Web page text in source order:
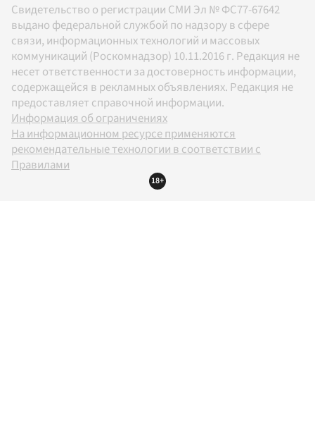
Свидетельство о регистрации СМИ Эл № ФС77-67642
выдано федеральной службой по надзору в сфере
связи, информационных технологий и массовых
коммуникаций (Роскомнадзор) 10.11.2016 г. Редакция не
несет ответственности за достоверность информации,
содержащейся в рекламных объявлениях. Редакция не
предоставляет справочной информации.
Информация об ограничениях
На информационном ресурсе применяются
рекомендательные технологии в соответствии с
Правилами
18+